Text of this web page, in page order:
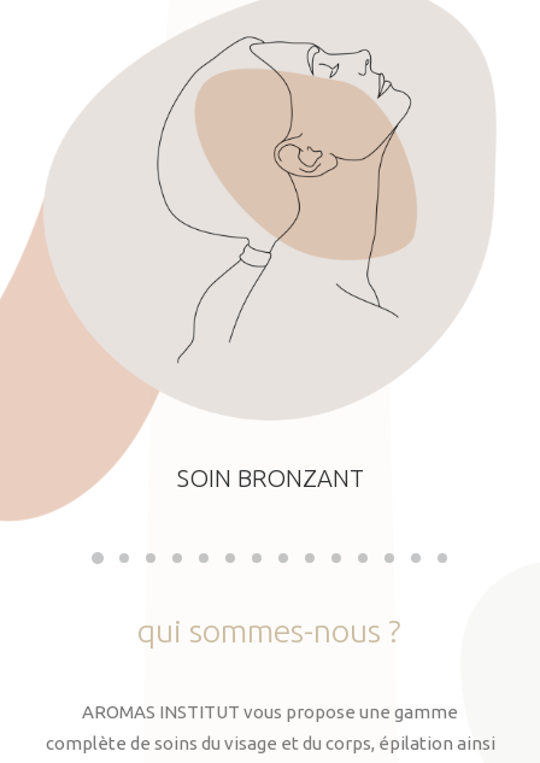
SOIN BRONZANT
qui sommes-nous ?
AROMAS INSTITUT vous propose une gamme
complète de soins du visage et du corps, épilation ainsi